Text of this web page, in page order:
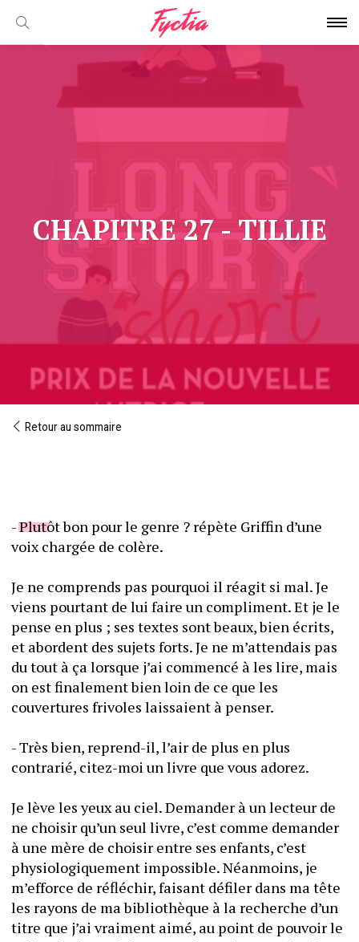
CHAPITRE 27 - TILLIE
Retour au sommaire
- Plutôt bon pour le genre ? répète Griffin d’une
voix chargée de colère.
Je ne comprends pas pourquoi il réagit si mal. Je
viens pourtant de lui faire un compliment. Et je le
pense en plus ; ses textes sont beaux, bien écrits,
et abordent des sujets forts. Je ne m’attendais pas
du tout à ça lorsque j’ai commencé à les lire, mais
on est finalement bien loin de ce que les
couvertures frivoles laissaient à penser.
- Très bien, reprend-il, l’air de plus en plus
contrarié, citez-moi un livre que vous adorez.
Je lève les yeux au ciel. Demander à un lecteur de
ne choisir qu’un seul livre, c’est comme demander
à une mère de choisir entre ses enfants, c’est
physiologiquement impossible. Néanmoins, je
m’efforce de réfléchir, faisant défiler dans ma tête
les rayons de ma bibliothèque à la recherche d’un
titre que j’ai vraiment aimé, au point de pouvoir le